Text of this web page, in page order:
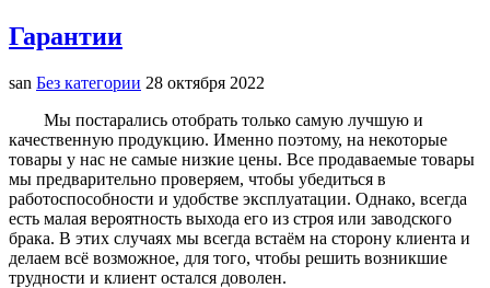
Гарантии
san Без категории 28 октября 2022
Мы постарались отобрать только самую лучшую и
качественную продукцию. Именно поэтому, на некоторые
товары у нас не самые низкие цены. Все продаваемые товары
мы предварительно проверяем, чтобы убедиться в
работоспособности и удобстве эксплуатации. Однако, всегда
есть малая вероятность выхода его из строя или заводского
брака. В этих случаях мы всегда встаём на сторону клиента и
делаем всё возможное, для того, чтобы решить возникшие
трудности и клиент остался доволен.